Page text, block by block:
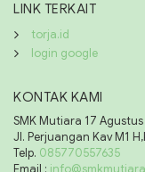
LINK TERKAIT
torja.id
login google
KONTAK KAMI
SMK Mutiara 17 Agustus
Jl. Perjuangan Kav M1
Telp. 085770557635